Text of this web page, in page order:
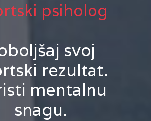
psiholog
svoj
rezultat.
mentalnu
snagu.